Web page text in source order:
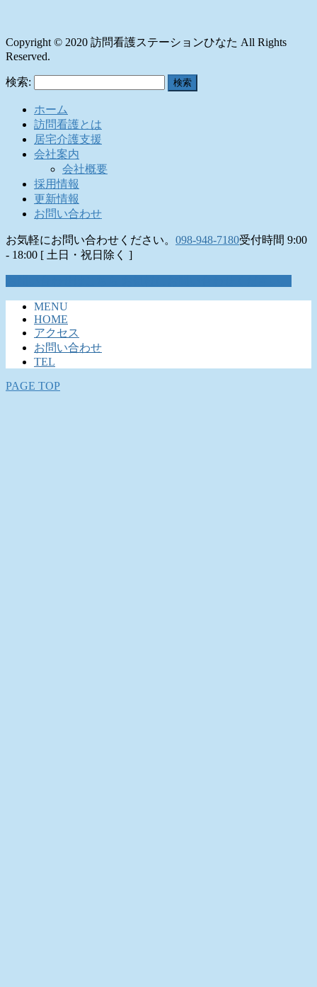
Copyright © 2020 訪問看護ステーションひなた All Rights
Reserved.
検索:
ホーム
訪問看護とは
居宅介護支援
会社案内
会社概要
採用情報
更新情報
お問い合わせ
お気軽にお問い合わせください。 098-948-7180受付時間 9:00
- 18:00 [ 土日・祝日除く ]
MENU
HOME
アクセス
お問い合わせ
TEL
PAGE TOP